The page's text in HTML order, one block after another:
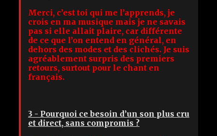
Merci, c’est toi qui me l’apprends, je
crois en ma musique mais je ne savais
pas si elle allait plaire, car différente
de ce que l’on entend en général, en
dehors des modes et des clichés. Je suis
agréablement surpris des premiers
retours, surtout pour le chant en
français.
3 - Pourquoi ce besoin d’un son plus cru
et direct, sans compromis ?